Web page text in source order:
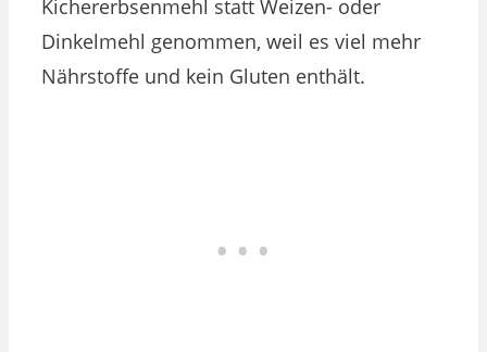
Kichererbsenmehl statt Weizen- oder
Dinkelmehl genommen, weil es viel mehr
Nährstoffe und kein Gluten enthält.